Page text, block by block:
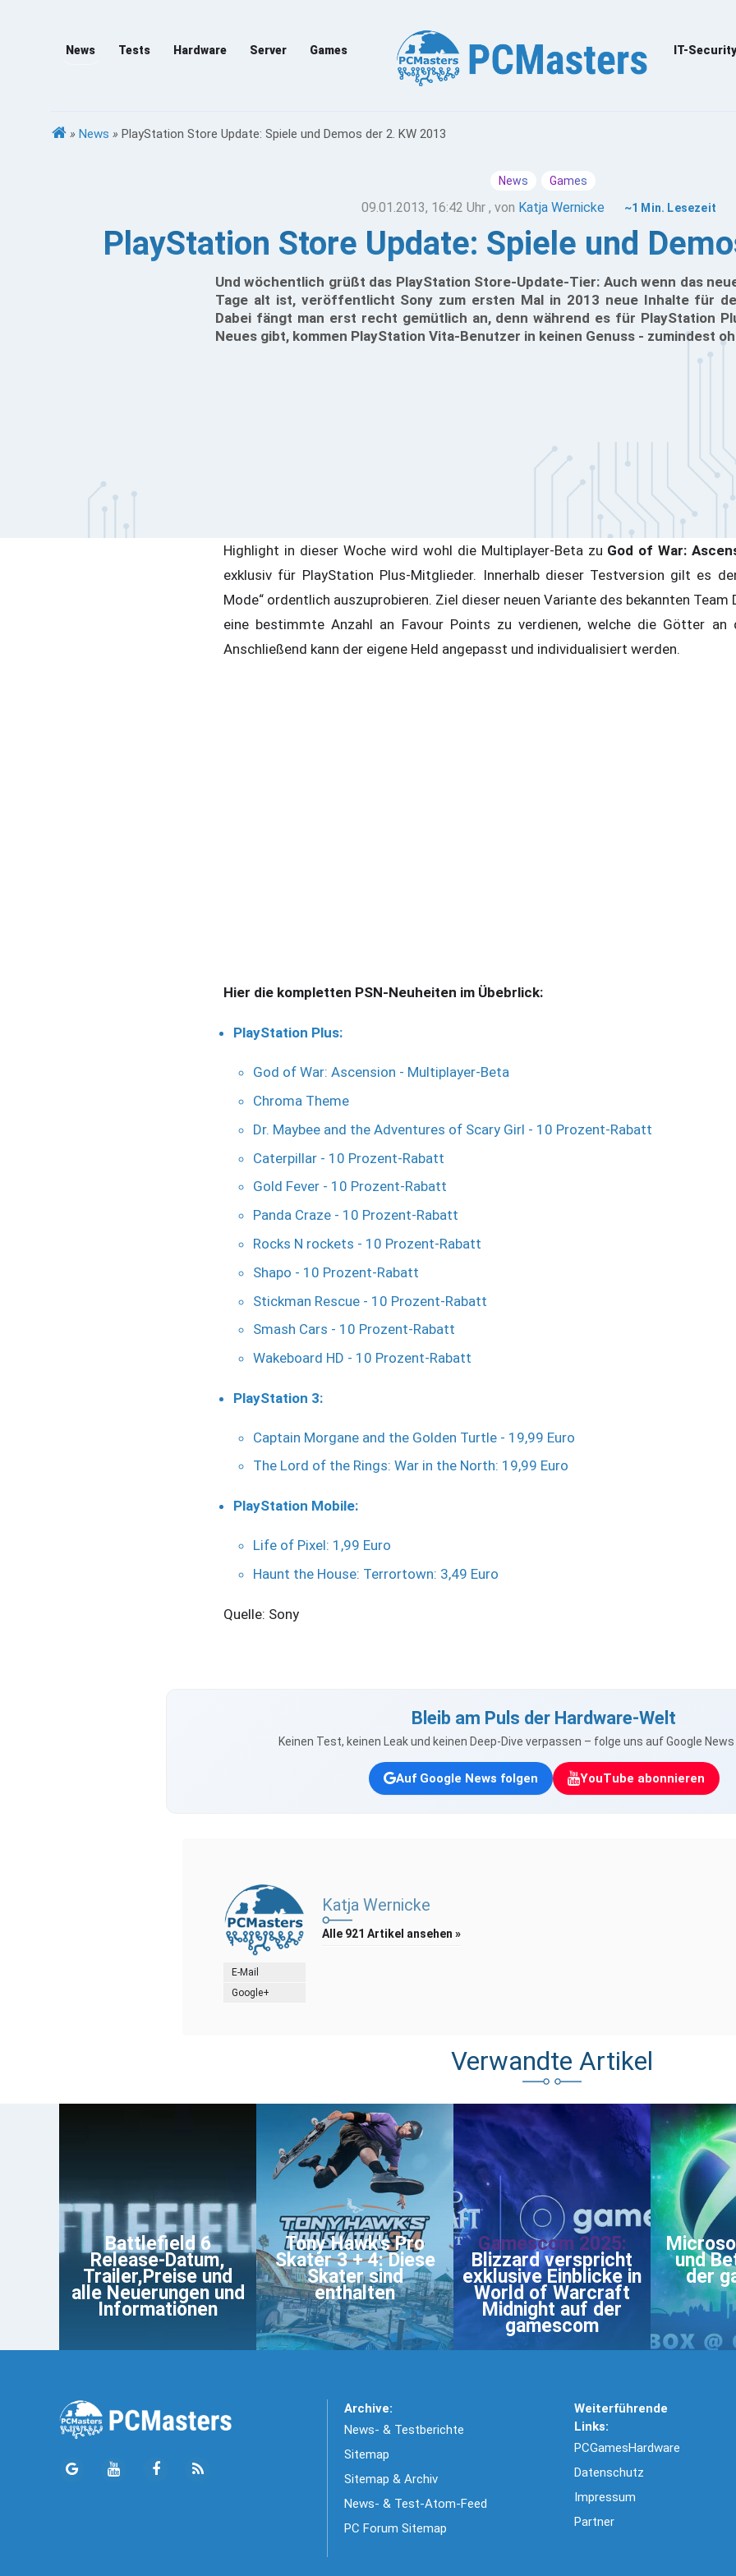
News Tests Hardware Server Games IT-Security
» News » PlayStation Store Update: Spiele und Demos der 2. KW 2013
News Games
09.01.2013, 16:42 Uhr , von Katja Wernicke ~1 Min. Lesezeit
PlayStation Store Update: Spiele und
Und wöchentlich grüßt das PlayStation Store-Update-Tier: Auch wenn das
Tage alt ist, veröffentlicht Sony zum ersten Mal in 2013 neue Inhalte für
Dabei fängt man erst recht gemütlich an, denn während es für PlayStation
Neues gibt, kommen PlayStation Vita-Benutzer in keinen Genuss - zumindest
Highlight in dieser Woche wird wohl die Multiplayer-Beta zu God of War:
exklusiv für PlayStation Plus-Mitglieder. Innerhalb dieser Testversion gilt es
Mode“ ordentlich auszuprobieren. Ziel dieser neuen Variante des bekannten
eine bestimmte Anzahl an Favour Points zu verdienen, welche die Götter an
Anschließend kann der eigene Held angepasst und individualisiert werden.
Hier die kompletten PSN-Neuheiten im Übebrlick:
PlayStation Plus:
God of War: Ascension - Multiplayer-Beta
Chroma Theme
Dr. Maybee and the Adventures of Scary Girl - 10 Prozent-Rabatt
Caterpillar - 10 Prozent-Rabatt
Gold Fever - 10 Prozent-Rabatt
Panda Craze - 10 Prozent-Rabatt
Rocks N rockets - 10 Prozent-Rabatt
Shapo - 10 Prozent-Rabatt
Stickman Rescue - 10 Prozent-Rabatt
Smash Cars - 10 Prozent-Rabatt
Wakeboard HD - 10 Prozent-Rabatt
PlayStation 3:
Captain Morgane and the Golden Turtle - 19,99 Euro
The Lord of the Rings: War in the North: 19,99 Euro
PlayStation Mobile:
Life of Pixel: 1,99 Euro
Haunt the House: Terrortown: 3,49 Euro
Quelle: Sony
Bleib am Puls der Hardware-Welt
Keinen Test, keinen Leak und keinen Deep-Dive verpassen – folge uns auf Google
Auf Google News folgen YouTube abonnieren
E-Mail
Google+
Katja Wernicke
Alle 921 Artikel ansehen »
Verwandte Artikel
Battlefield 6
Release-Datum,
Trailer,Preise und
alle Neuerungen und
Informationen
Tony Hawk's Pro
Skater 3 + 4: Diese
Skater sind
enthalten
Gamescom 2025:
Blizzard verspricht
exklusive Einblicke in
World of Warcraft
Midnight auf der
gamescom
und
der
Archive:
News- & Testberichte
Sitemap
Sitemap & Archiv
News- & Test-Atom-Feed
PC Forum Sitemap
Weiterführende
Links:
PCGamesHardware
Datenschutz
Impressum
Partner